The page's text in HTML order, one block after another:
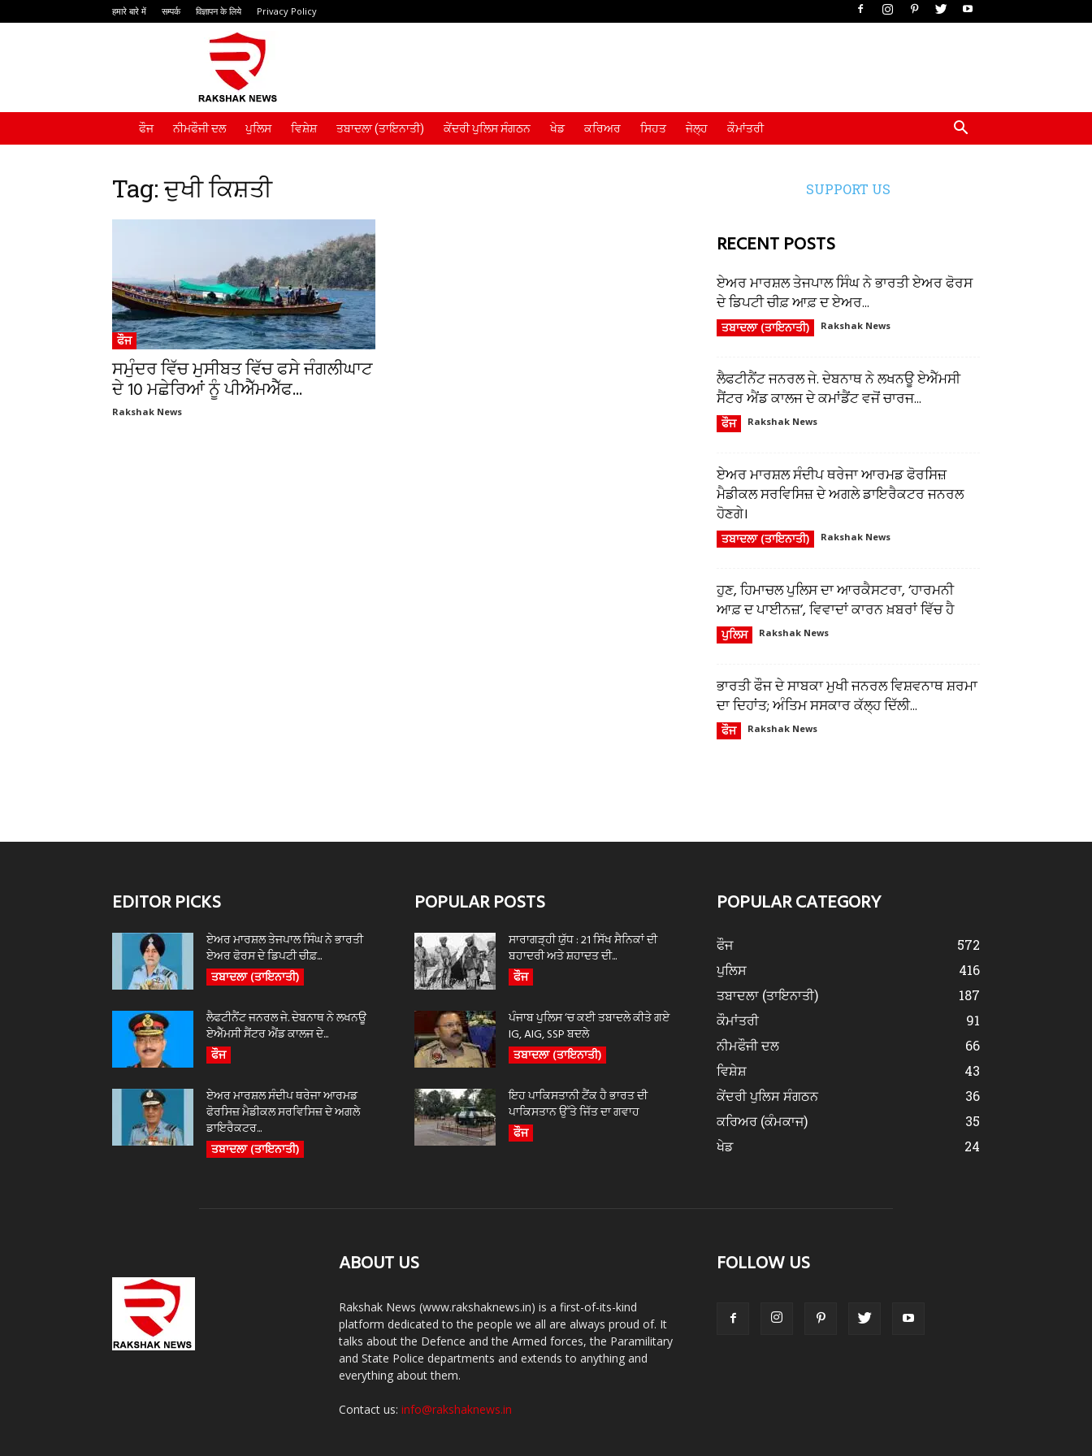
हमारे बारे में सम्पर्क विज्ञापन के लिये Privacy Policy
ਫੌਜ ਨੀਮਫੌਜੀ ਦਲ ਪੁਲਿਸ ਵਿਸ਼ੇਸ਼ ਤਬਾਦਲਾ (ਤਾਇਨਾਤੀ) ਕੇਂਦਰੀ ਪੁਲਿਸ ਸੰਗਠਨ ਖੇਡ ਕਰਿਅਰ ਸਿਹਤ ਜੇਲ੍ਹ ਕੌਮਾਂਤਰੀ
Tag: ਦੁਖੀ ਕਿਸ਼ਤੀ
ਫੌਜ
ਸਮੁੰਦਰ ਵਿੱਚ ਮੁਸੀਬਤ ਵਿੱਚ ਫਸੇ ਜੰਗਲੀਘਾਟ
ਦੇ 10 ਮਛੇਰਿਆਂ ਨੂੰ ਪੀਐੱਮਐੱਫ...
Rakshak News
SUPPORT US
RECENT POSTS
ਏਅਰ ਮਾਰਸ਼ਲ ਤੇਜਪਾਲ ਸਿੰਘ ਨੇ ਭਾਰਤੀ ਏਅਰ ਫੋਰਸ
ਦੇ ਡਿਪਟੀ ਚੀਫ਼ ਆਫ਼ ਦ ਏਅਰ...
ਤਬਾਦਲਾ (ਤਾਇਨਾਤੀ) Rakshak News
ਲੈਫਟੀਨੈਂਟ ਜਨਰਲ ਜੇ. ਦੇਬਨਾਥ ਨੇ ਲਖਨਊ ਏਐੱਮਸੀ
ਸੈਂਟਰ ਐਂਡ ਕਾਲਜ ਦੇ ਕਮਾਂਡੈਂਟ ਵਜੋਂ ਚਾਰਜ...
ਫੌਜ Rakshak News
ਏਅਰ ਮਾਰਸ਼ਲ ਸੰਦੀਪ ਥਰੇਜਾ ਆਰਮਡ ਫੋਰਸਿਜ਼
ਮੈਡੀਕਲ ਸਰਵਿਸਿਜ਼ ਦੇ ਅਗਲੇ ਡਾਇਰੈਕਟਰ ਜਨਰਲ
ਹੋਣਗੇ।
ਤਬਾਦਲਾ (ਤਾਇਨਾਤੀ) Rakshak News
ਹੁਣ, ਹਿਮਾਚਲ ਪੁਲਿਸ ਦਾ ਆਰਕੈਸਟਰਾ, ‘ਹਾਰਮਨੀ
ਆਫ਼ ਦ ਪਾਈਨਜ਼’, ਵਿਵਾਦਾਂ ਕਾਰਨ ਖ਼ਬਰਾਂ ਵਿੱਚ ਹੈ
ਪੁਲਿਸ Rakshak News
ਭਾਰਤੀ ਫੌਜ ਦੇ ਸਾਬਕਾ ਮੁਖੀ ਜਨਰਲ ਵਿਸ਼ਵਨਾਥ ਸ਼ਰਮਾ
ਦਾ ਦਿਹਾਂਤ; ਅੰਤਿਮ ਸਸਕਾਰ ਕੱਲ੍ਹ ਦਿੱਲੀ...
ਫੌਜ Rakshak News
EDITOR PICKS
ਏਅਰ ਮਾਰਸ਼ਲ ਤੇਜਪਾਲ ਸਿੰਘ ਨੇ ਭਾਰਤੀ
ਏਅਰ ਫੋਰਸ ਦੇ ਡਿਪਟੀ ਚੀਫ਼...
ਤਬਾਦਲਾ (ਤਾਇਨਾਤੀ)
ਲੈਫਟੀਨੈਂਟ ਜਨਰਲ ਜੇ. ਦੇਬਨਾਥ ਨੇ ਲਖਨਊ
ਏਐੱਮਸੀ ਸੈਂਟਰ ਐਂਡ ਕਾਲਜ ਦੇ...
ਫੌਜ
ਏਅਰ ਮਾਰਸ਼ਲ ਸੰਦੀਪ ਥਰੇਜਾ ਆਰਮਡ
ਫੋਰਸਿਜ਼ ਮੈਡੀਕਲ ਸਰਵਿਸਿਜ਼ ਦੇ ਅਗਲੇ
ਡਾਇਰੈਕਟਰ...
ਤਬਾਦਲਾ (ਤਾਇਨਾਤੀ)
POPULAR POSTS
ਸਾਰਾਗੜ੍ਹੀ ਯੁੱਧ : 21 ਸਿੱਖ ਸੈਨਿਕਾਂ ਦੀ
ਬਹਾਦਰੀ ਅਤੇ ਸ਼ਹਾਦਤ ਦੀ...
ਫੌਜ
ਪੰਜਾਬ ਪੁਲਿਸ ‘ਚ ਕਈ ਤਬਾਦਲੇ ਕੀਤੇ ਗਏ
IG, AIG, SSP ਬਦਲੇ
ਤਬਾਦਲਾ (ਤਾਇਨਾਤੀ)
ਇਹ ਪਾਕਿਸਤਾਨੀ ਟੈਂਕ ਹੈ ਭਾਰਤ ਦੀ
ਪਾਕਿਸਤਾਨ ਉੱਤੇ ਜਿੱਤ ਦਾ ਗਵਾਹ
ਫੌਜ
POPULAR CATEGORY
ਫੌਜ
572
ਪੁਲਿਸ
416
ਤਬਾਦਲਾ (ਤਾਇਨਾਤੀ)
187
ਕੌਮਾਂਤਰੀ
91
ਨੀਮਫੌਜੀ ਦਲ
66
ਵਿਸ਼ੇਸ਼
43
ਕੇਂਦਰੀ ਪੁਲਿਸ ਸੰਗਠਨ
36
ਕਰਿਅਰ (ਕੰਮਕਾਜ)
35
ਖੇਡ
24
ABOUT US
Rakshak News (www.rakshaknews.in) is a first-of-its-kind
platform dedicated to the people we all are always proud of. It
talks about the Defence and the Armed forces, the Paramilitary
and State Police departments and extends to anything and
everything about them.
Contact us: info@rakshaknews.in
FOLLOW US